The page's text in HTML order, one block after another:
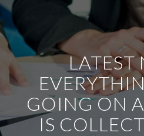
LATEST
GOING ON
IS